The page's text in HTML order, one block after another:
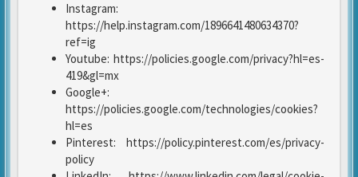
Instagram:
https://help.instagram.com/1896641480634370?
ref=ig
Youtube: https://policies.google.com/privacy?hl=es-
419&gl=mx
Google+:
https://policies.google.com/technologies/cookies?
hl=es
Pinterest: https://policy.pinterest.com/es/privacy-
policy